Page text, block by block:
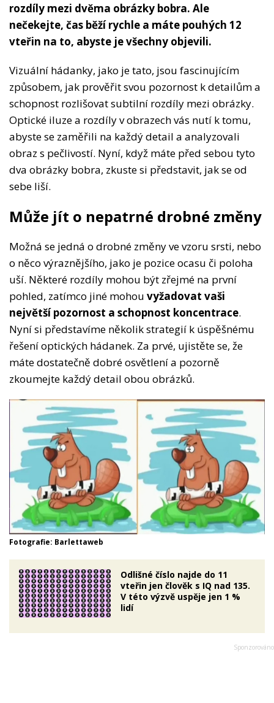
rozdíly mezi dvěma obrázky bobra. Ale
nečekejte, čas běží rychle a máte pouhých 12
vteřin na to, abyste je všechny objevili.
Vizuální hádanky, jako je tato, jsou fascinujícím
způsobem, jak prověřit svou pozornost k detailům a
schopnost rozlišovat subtilní rozdíly mezi obrázky.
Optické iluze a rozdíly v obrazech vás nutí k tomu,
abyste se zaměřili na každý detail a analyzovali
obraz s pečlivostí. Nyní, když máte před sebou tyto
dva obrázky bobra, zkuste si představit, jak se od
sebe liší.
Může jít o nepatrné drobné změny
Možná se jedná o drobné změny ve vzoru srsti, nebo
o něco výraznějšího, jako je pozice ocasu či poloha
uší. Některé rozdíly mohou být zřejmé na první
pohled, zatímco jiné mohou vyžadovat vaši
největší pozornost a schopnost koncentrace.
Nyní si představíme několik strategií k úspěšnému
řešení optických hádanek. Za prvé, ujistěte se, že
máte dostatečně dobré osvětlení a pozorně
zkoumejte každý detail obou obrázků.
Fotografie: Barlettaweb
Odlišné číslo najde do 11
vteřin jen člověk s IQ nad 135.
V této výzvě uspěje jen 1 %
lidí